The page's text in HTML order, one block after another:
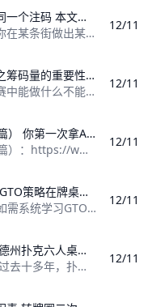
不管你是坚果还是诈唬，都下同一个注码 本文要说的平衡策略，是指当你在某条街做出某个动作（过牌、下注或者加注）的时候
本文要说的德扑游戏，是指当你在某条街做出某个动作（过牌、下注或者加注）的时候，你的底牌不会总是同一种牌，而是包括一部分的诈唬牌和一部分的价值
12/11
德州扑克多桌锦标赛打法策略之筹码量的重要性 德州扑克多桌锦标赛打法策略之筹码量的重要性
在所有影响你在一场扑克锦标赛中能做什么不能做什么的因素中，你的筹码量（以及其他人的筹码量）是重中之重。在一场无限注德州扑克多桌锦标赛中，一张
12/11
一个枪口位被3bet的实例（下篇） 你第一次拿AQ翻后这么玩时会很惊慌。
一个枪口位被3bet的实例（上篇）：https://www.moshike.com/a/409.html 2 河牌圈的时候，你们的竞争成了一种勇
12/11
GTO策略在牌桌实战中的应用 GTO策略在牌桌实战中的应用
GTO策略在牌桌实战中的应用如需系统学习GTO，请点击查看德州扑克GTO视频课程：https://www.moshike.com/a/423
12/11
德州扑克六人桌精髓打法汇总 德州扑克六人桌精髓打法汇总
德州扑克六人桌精髓打法汇总 过去十多年，扑克因互联网的发展而迅速蔓延世界各地，这个游戏早已不是以前我们只能在娱乐城才能看到的游戏，现代扑克不再
12/11